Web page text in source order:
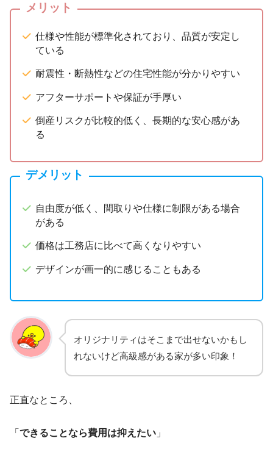
メリット
仕様や性能が標準化されており、品質が安定し
ている
耐震性・断熱性などの住宅性能が分かりやすい
アフターサポートや保証が手厚い
倒産リスクが比較的低く、長期的な安心感があ
る
デメリット
自由度が低く、間取りや仕様に制限がある場合
がある
価格は工務店に比べて高くなりやすい
デザインが画一的に感じることもある
オリジナリティはそこまで出せないかもし
れないけど高級感がある家が多い印象！
正直なところ、
「 できることなら費用は抑えたい 」